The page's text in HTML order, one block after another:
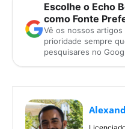
Escolhe o Echo
como Fonte
Vê os nossos artigos
prioridade sempre
pesquisares no